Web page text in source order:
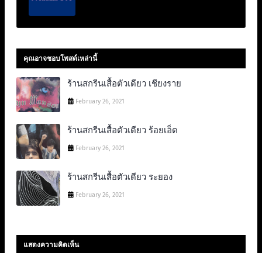
คุณอาจชอบโพสต์เหล่านี้
ร้านสกรีนเสื้อตัวเดียว เชียงราย
February 26, 2021
ร้านสกรีนเสื้อตัวเดียว ร้อยเอ็ด
February 26, 2021
ร้านสกรีนเสื้อตัวเดียว ระยอง
February 26, 2021
แสดงความคิดเห็น